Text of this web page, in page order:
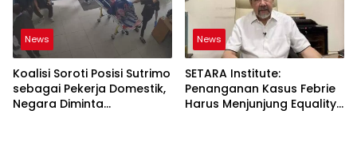
News
Koalisi Soroti Posisi Sutrimo
sebagai Pekerja Domestik,
Negara Diminta
News
SETARA Institute:
Penanganan Kasus Febrie
Harus Menjunjung Equality